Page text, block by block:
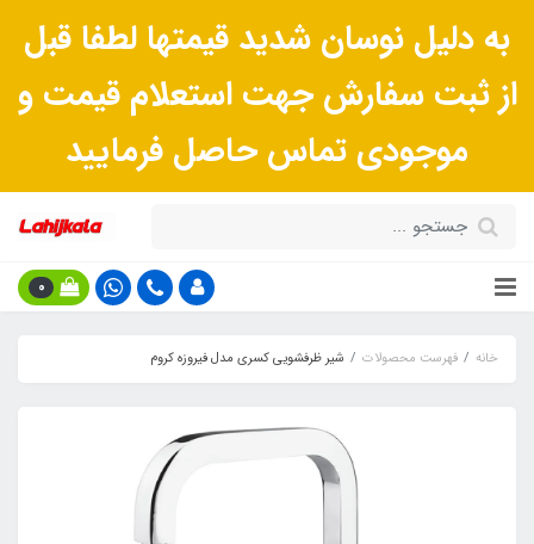
به دلیل نوسان شدید قیمتها لطفا قبل
از ثبت سفارش جهت استعلام قیمت و
موجودی تماس حاصل فرمایید
0
خانه فهرست محصولات شیر ظرفشویی کسری مدل فیروزه کروم